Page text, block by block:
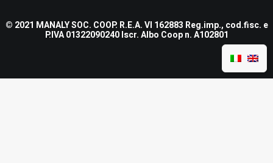
© 2021 MANALY SOC. COOP. R.E.A. VI 162883 Reg.imp., cod.fisc. e
P.IVA 01322090240 Iscr. Albo Coop n. A102801